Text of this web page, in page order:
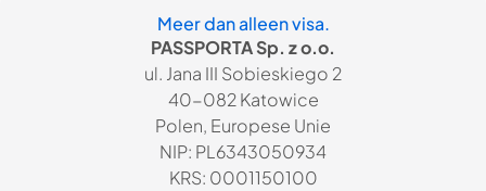
Meer dan alleen visa.
PASSPORTA Sp. z o.o.
ul. Jana III Sobieskiego 2
40-082 Katowice
Polen, Europese Unie
NIP: PL6343050934
KRS: 0001150100